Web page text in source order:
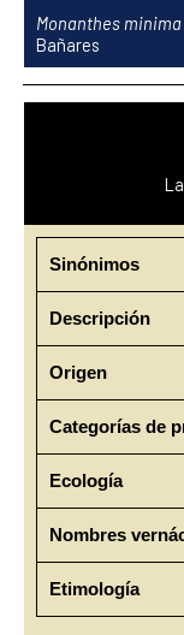
contenido
Monanthes minima
Bañares
Sinónimos
Descripción
Origen
Categorías de
Ecología
Nombres
Etimología